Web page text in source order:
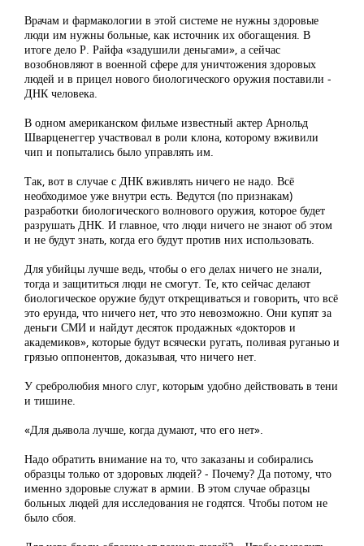
Врачам и фармакологии в этой системе не нужны здоровые
люди им нужны больные, как источник их обогащения. В
итоге дело Р. Райфа «задушили деньгами», а сейчас
возобновляют в военной сфере для уничтожения здоровых
людей и в прицел нового биологического оружия поставили -
ДНК человека.
В одном американском фильме известный актер Арнольд
Шварценеггер участвовал в роли клона, которому вживили
чип и попытались было управлять им.
Так, вот в случае с ДНК вживлять ничего не надо. Всё
необходимое уже внутри есть. Ведутся (по признакам)
разработки биологического волнового оружия, которое будет
разрушать ДНК. И главное, что люди ничего не знают об этом
и не будут знать, когда его будут против них использовать.
Для убийцы лучше ведь, чтобы о его делах ничего не знали,
тогда и защититься люди не смогут. Те, кто сейчас делают
биологическое оружие будут открещиваться и говорить, что всё
это ерунда, что ничего нет, что это невозможно. Они купят за
деньги СМИ и найдут десяток продажных «докторов и
академиков», которые будут всячески ругать, поливая руганью и
грязью оппонентов, доказывая, что ничего нет.
У сребролюбия много слуг, которым удобно действовать в тени
и тишине.
«Для дьявола лучше, когда думают, что его нет».
Надо обратить внимание на то, что заказаны и собирались
образцы только от здоровых людей? - Почему? Да потому, что
именно здоровые служат в армии. В этом случае образцы
больных людей для исследования не годятся. Чтобы потом не
было сбоя.